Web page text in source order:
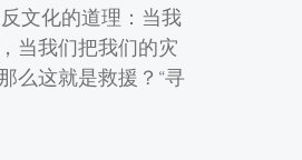
文化的道理：当我
当我们把我们的灾
么这就是救援？“寻